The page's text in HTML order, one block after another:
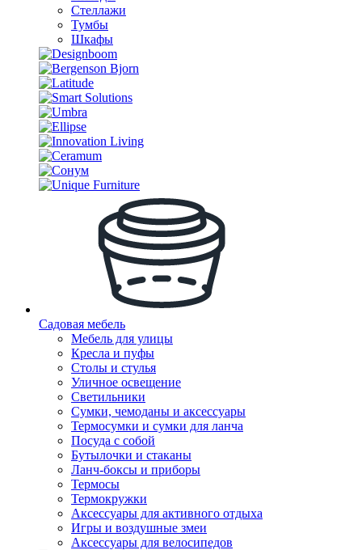
Стеллажи
Тумбы
Шкафы
Садовая мебель
Мебель для улицы
Кресла и пуфы
Столы и стулья
Уличное освещение
Светильники
Сумки, чемоданы и аксессуары
Термосумки и сумки для ланча
Посуда с собой
Бутылочки и стаканы
Ланч-боксы и приборы
Термосы
Термокружки
Аксессуары для активного отдыха
Игры и воздушные змеи
Аксессуары для велосипедов